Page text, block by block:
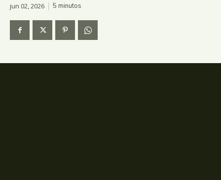
jun 02, 2026 5 minutos